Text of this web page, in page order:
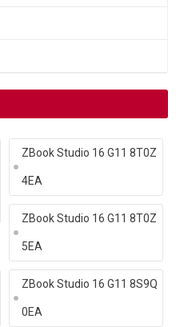
ZBook Studio 16 G11 8T0Z
4EA
ZBook Studio 16 G11 8T0Z
5EA
ZBook Studio 16 G11 8S9Q
0EA